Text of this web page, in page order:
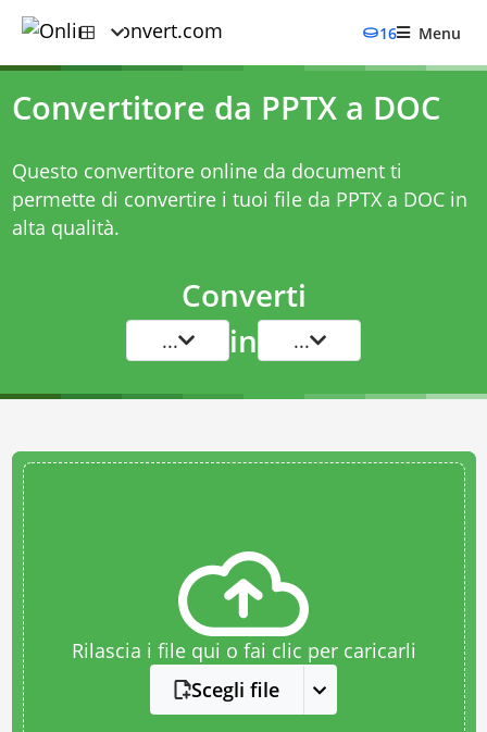
16 Menu
Convertitore da PPTX a DOC
Questo convertitore online da document ti
permette di convertire i tuoi file da PPTX a DOC in
alta qualità.
Converti
... in ...
Rilascia i file qui o fai clic per caricarli
Scegli file